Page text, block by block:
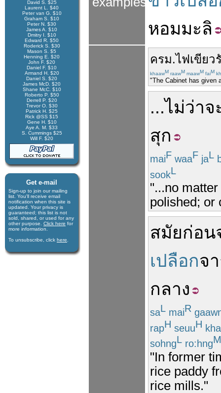
David S. $25
Laurent L. $40
Peter van G. $10
Graham S. $10
Peter N. $30
James A. $10
Dmitry I. $10
Edward R. $50
Roderick S. $30
Mason S. $5
Henning E. $20
John F. $20
Daniel F. $10
Armand H. $20
Daniel S. $20
James McD. $20
Shane McC. $10
Roberto P. $50
Derrell P. $20
Trevor O. $30
Patrick H. $25
Rick @SS $15
Gene H. $10
Aye A. M. $33
S. Cummings $25
Will F. $20
Get e-mail
Sign-up to join our mail­ing
list. You'll receive e­mail
notification when this site is
updated. Your privacy is
guaran­teed; this list is not
sold, shared, or used for any
other purpose. Click here for
more infor­mation.
To unsubscribe, click here
หอมมะลิ
ครม.ไฟเขียว
khaawM raawM maawM faiM
"The Cabinet has given
...ไม่ว่าจ
สุก
maiF waaF jaL
sookL
"...no
polished; or
สมัยก่อน
เปลือกจ
กลาง
saL maiR
rapH seuuH
sohngL ro:hngM
"In former
rice paddy
rice mills."